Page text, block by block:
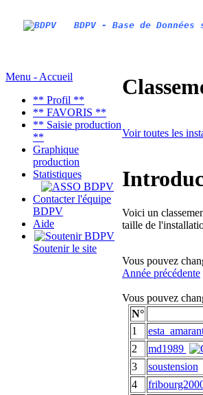
BDPV - Base de
Menu - Accueil
** Profil **
** FAVORIS **
** Saisie production
**
Graphique
production
Statistiques
Contacter l'équipe
BDPV
Aide
Soutenir le site
Voir toutes les
Voici un
taille de
Vous pouvez
Année précédente
Vous pouvez
N°
1
2
md1989
3
soustension
4